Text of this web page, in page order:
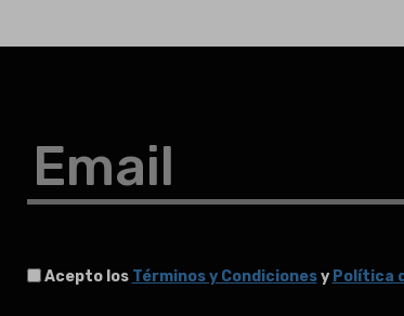
Email
Acepto los Términos y Condicionesy Política